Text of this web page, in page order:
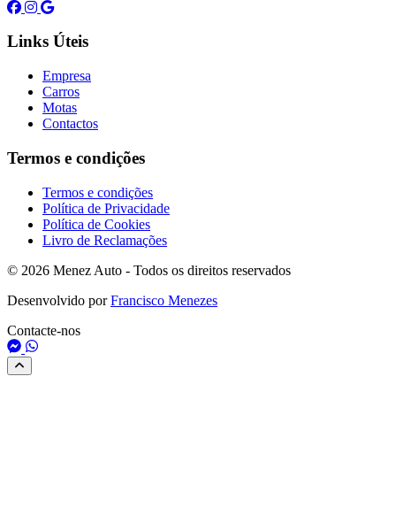
Links Úteis
Empresa
Carros
Motas
Contactos
Termos e condições
Termos e condições
Política de Privacidade
Política de Cookies
Livro de Reclamações
© 2026 Menez Auto - Todos os direitos reservados
Desenvolvido porFrancisco Menezes
Contacte-nos